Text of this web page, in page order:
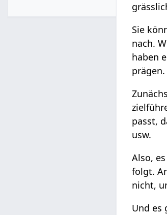
Sie
nach.
haben
passt,
usw.
Also,
folgt.
nicht,
Und es